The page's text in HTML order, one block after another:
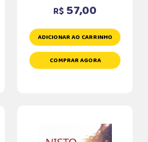
R$ 57,00
ADICIONAR AO CARRINHO
COMPRAR AGORA